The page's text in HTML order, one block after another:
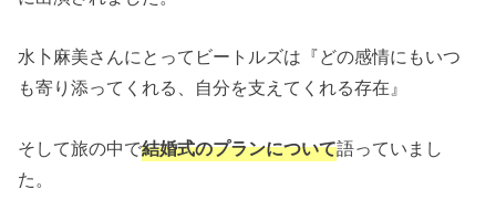
水卜麻美さんにとってビートルズは『どの感情にもいつ
も寄り添ってくれる、自分を支えてくれる存在』
そして旅の中で結婚式のプランについて語っていまし
た。